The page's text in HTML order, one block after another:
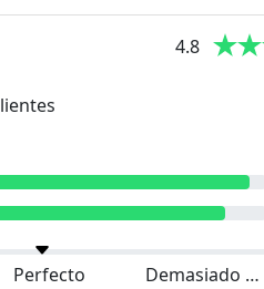
4.8
Perfecto
Demasiado grande